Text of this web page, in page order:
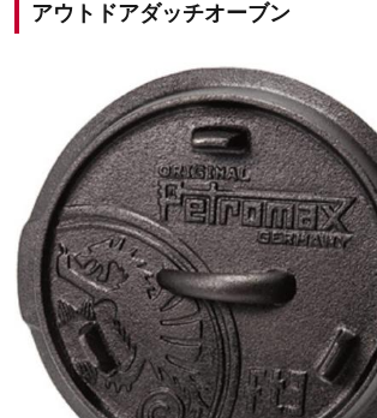
アウトドアダッチオーブン